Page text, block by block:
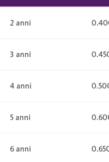
2 anni
3 anni
4 anni
5 anni
6 anni